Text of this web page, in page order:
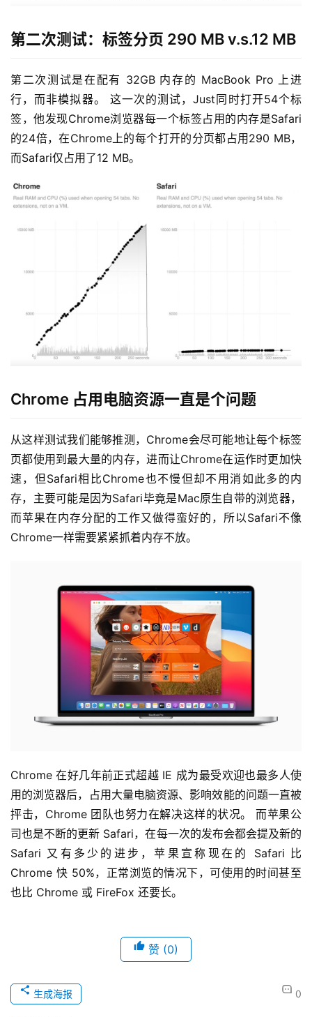
第二次测试：标签分页 290 MB v.s.12 MB
第二次测试是在配有 32GB 内存的 MacBook Pro 上进
行，而非模拟器。 这一次的测试，Just同时打开54个标
签，他发现Chrome浏览器每一个标签占用的内存是Safari
的24倍，在Chrome上的每个打开的分页都占用290 MB，
而Safari仅占用了12 MB。
Chrome 占用电脑资源一直是个问题
从这样测试我们能够推测，Chrome会尽可能地让每个标签
页都使用到最大量的内存，进而让Chrome在运作时更加快
速，但Safari相比Chrome也不慢但却不用消如此多的内
存，主要可能是因为Safari毕竟是Mac原生自带的浏览器，
而苹果在内存分配的工作又做得蛮好的，所以Safari不像
Chrome一样需要紧紧抓着内存不放。
Chrome 在好几年前正式超越 IE 成为最受欢迎也最多人使
用的浏览器后，占用大量电脑资源、影响效能的问题一直被
抨击，Chrome 团队也努力在解决这样的状况。 而苹果公
司也是不断的更新 Safari，在每一次的发布会都会提及新的
Safari 又有多少的进步，苹果宣称现在的 Safari 比
Chrome 快 50%，正常浏览的情况下，可使用的时间甚至
也比 Chrome 或 FireFox 还要长。
赞 (0)
0
生成海报